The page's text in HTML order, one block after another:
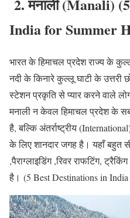
2. मनाली (Manali)
India for Summer
भारत के हिमाचल प्रदेश राज्य के
नदी के किनारे कुल्लू घाटी के उत्तरी
स्टेशन प्रकृति से प्यार करने वाले
मनाली न केवल हिमाचल प्रदेश के
है, बल्कि अंतर्राष्ट्रीय
के लिए शानदार जगह है। यहाँ बहुत
,पैराग्लाइडिंग ,रिवर राफटिंग,
है। (5 Best Destinations in